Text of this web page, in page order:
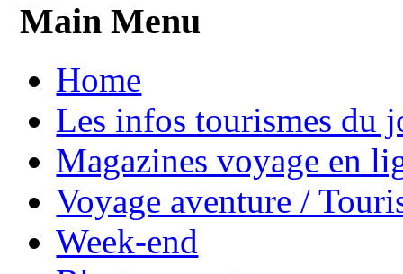
Main Menu
Home
Les infos tourismes du
Magazines voyage en
Voyage aventure /
Week-end